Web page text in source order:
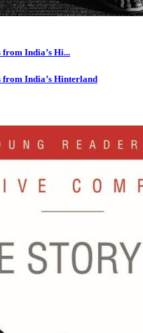
India’s Hi...
from India’s Hinterland